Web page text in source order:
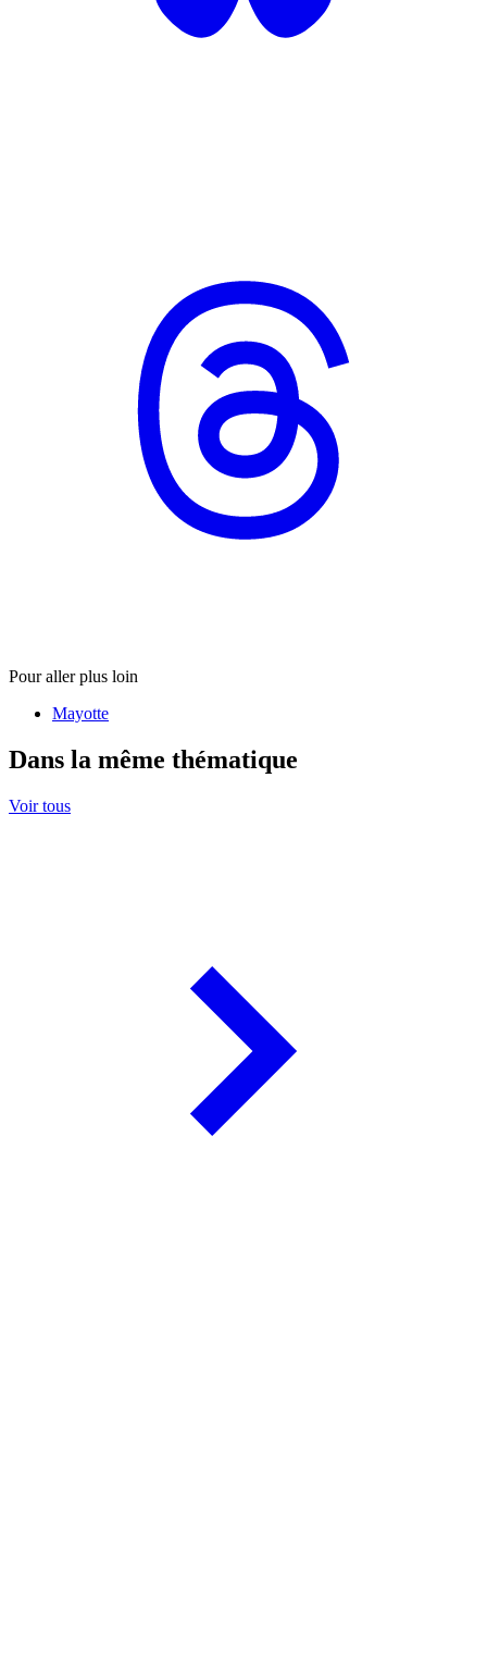
Pour aller plus loin
Mayotte
Dans la même thématique
Voir tous